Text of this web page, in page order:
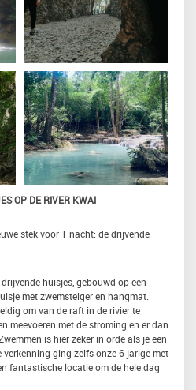
OP DE RIVER KWAI
stek voor 1 nacht: de drijvende
huisjes, gebouwd op een
met zwemsteiger en hangmat.
om van de raft in de rivier te
meevoeren met de stroming en er dan
is hier zeker in orde als je een
ging zelfs onze 6-jarige met
fantastische locatie om de hele dag